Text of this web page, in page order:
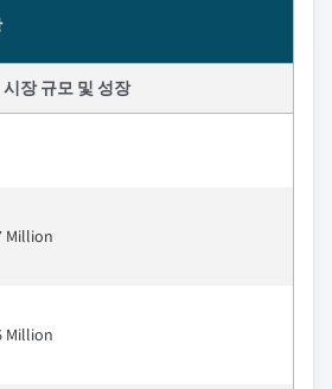
시장 규모 및 성장
Million
Million